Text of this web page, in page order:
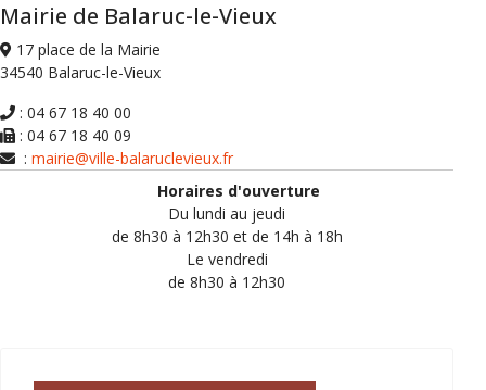
Mairie de Balaruc-le-Vieux
17 place de la Mairie
34540 Balaruc-le-Vieux
: 04 67 18 40 00
: 04 67 18 40 09
: mairie@ville-balaruclevieux.fr
Horaires d'ouverture
Du lundi au jeudi
de 8h30 à 12h30 et de 14h à 18h
Le vendredi
de 8h30 à 12h30